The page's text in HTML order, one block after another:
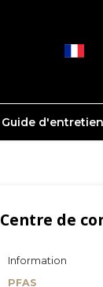
Guide d'entretien
Centre de
Information
PFAS